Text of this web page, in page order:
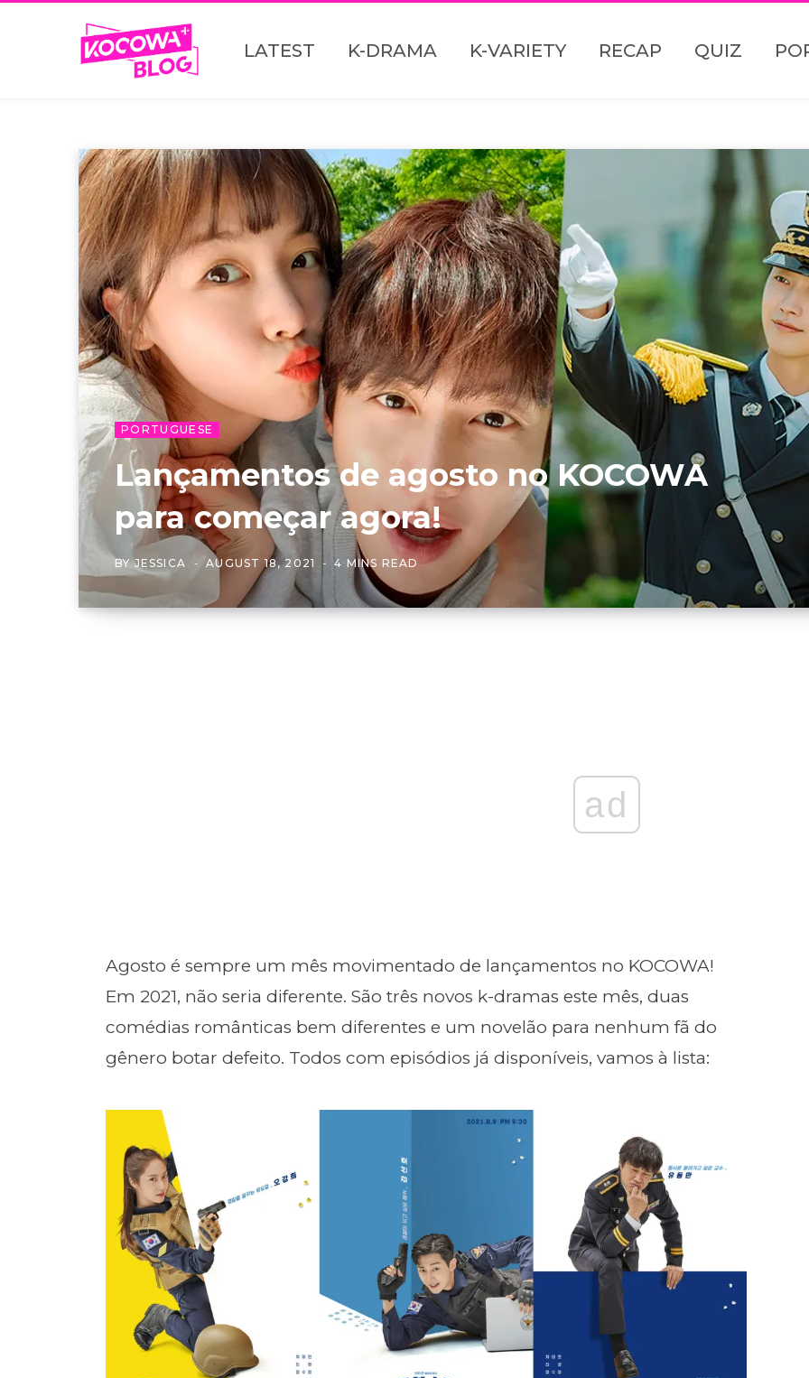
LATEST K-DRAMA K-VARIETY RECAP QUIZ
PORTUGUESE
Lançamentos de agosto no KOCOWA
para começar agora!
BYJESSICA AUGUST 18, 2021 4 MINS READ
ad
Agosto é sempre um mês movimentado de lançamentos no KOCOWA!
Em 2021, não seria diferente. São três novos k-dramas este mês, duas
comédias românticas bem diferentes e um novelão para nenhum fã do
gênero botar defeito. Todos com episódios já disponíveis, vamos à lista: